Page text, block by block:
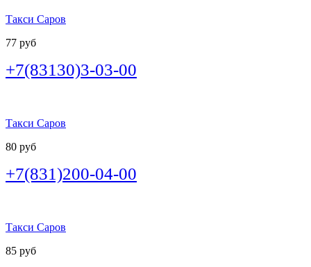
Такси Саров
77 руб
+7(83130)3-03-00
Такси Саров
80 руб
+7(831)200-04-00
Такси Саров
85 руб